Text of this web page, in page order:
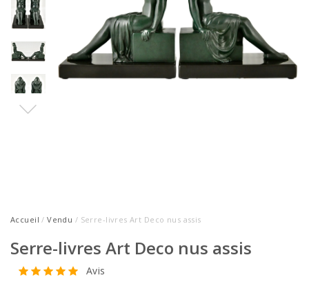
Accueil /Vendu / Serre-livres Art Deco nus assis
Serre-livres Art Deco nus assis
Avis